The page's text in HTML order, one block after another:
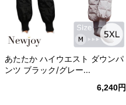
あたたか ハイウエスト ダウンパ
ンツ ブラック/グレー...
6,240円